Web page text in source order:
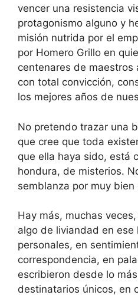
vencer una resistencia
protagonismo alguno y
misión nutrida por el
por Homero Grillo en
centenares de maestros
con total convicción,
los mejores años de
No pretendo trazar una
que cree que toda
que ella haya sido, está
hondura, de misterios.
semblanza por muy
Hay más, muchas
algo de liviandad en ese
personales, en
correspondencia, en
escribieron desde lo
destinatarios únicos, en